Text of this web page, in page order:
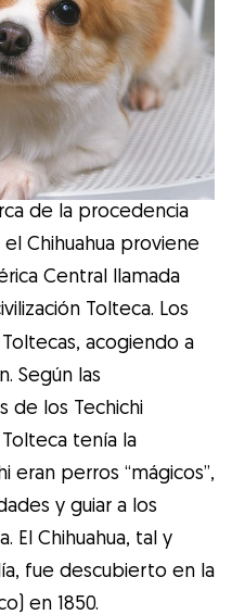
fácil de encontrar y
de perros
están
tu perro como si
de la procedencia
Chihuahua proviene
Central llamada
Tolteca. Los
acogiendo a
Según las
de los Techichi
tenía la
eran perros “mágicos”,
y guiar a los
El Chihuahua, tal y
fue descubierto en la
en 1850.